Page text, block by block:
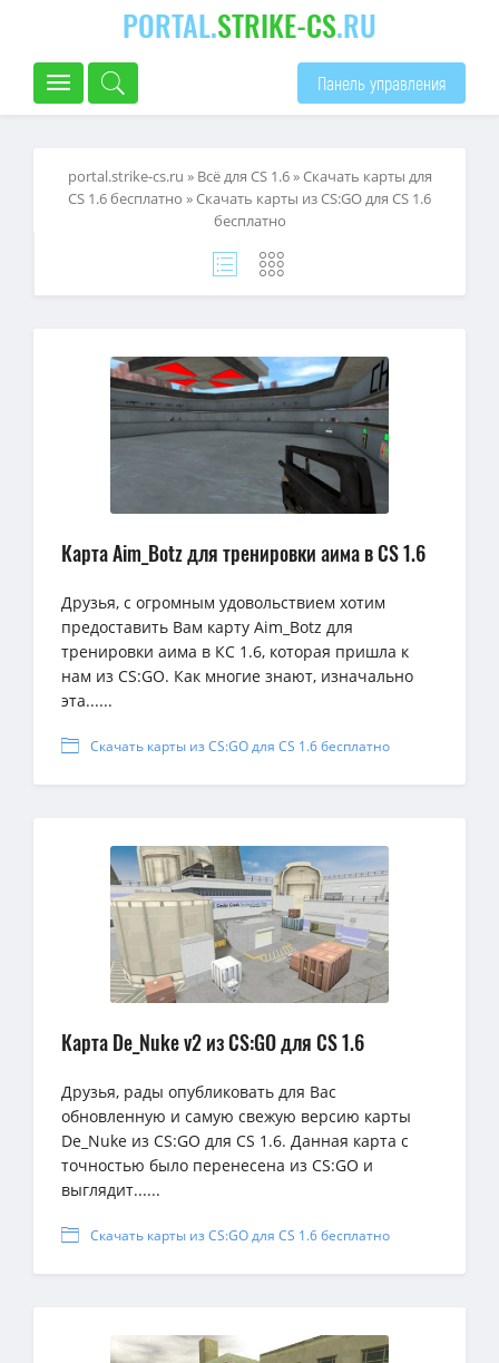
PORTAL.STRIKE-CS.RU
Панель управления
portal.strike-cs.ru » Всё для CS 1.6»Скачать карты для
CS 1.6 бесплатно » Скачать карты из CS:GO для CS 1.6
бесплатно
Карта Aim_Botz для тренировки аима в CS 1.6
Друзья, с огромным удовольствием хотим
предоставить Вам карту Aim_Botz для
тренировки аима в КС 1.6, которая пришла к
нам из CS:GO. Как многие знают, изначально
эта......
Скачать карты из CS:GO для CS 1.6 бесплатно
Карта De_Nuke v2 из CS:GO для CS 1.6
Друзья, рады опубликовать для Вас
обновленную и самую свежую версию карты
De_Nuke из CS:GO для CS 1.6. Данная карта с
точностью было перенесена из CS:GO и
выглядит......
Скачать карты из CS:GO для CS 1.6 бесплатно